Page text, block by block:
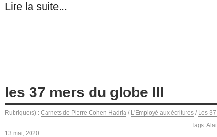
Lire la suite...
les 37 mers du globe III
Rubrique(s) : Carnets de Pierre Cohen-Hadria / L'Employé aux écritures / Les
Tags:
13 mai, 2020